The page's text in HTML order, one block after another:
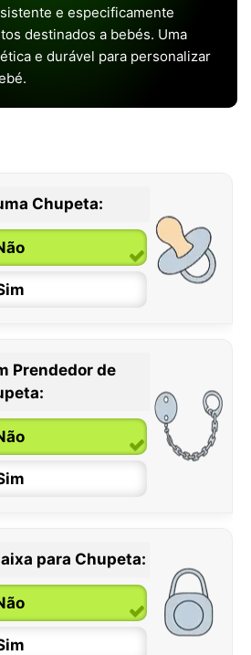
e especificamente
destinados a bebés. Uma
e durável para personalizar
Chupeta:
0 / 6 meses
/ 36 meses
Prendedor de
para Chupeta: